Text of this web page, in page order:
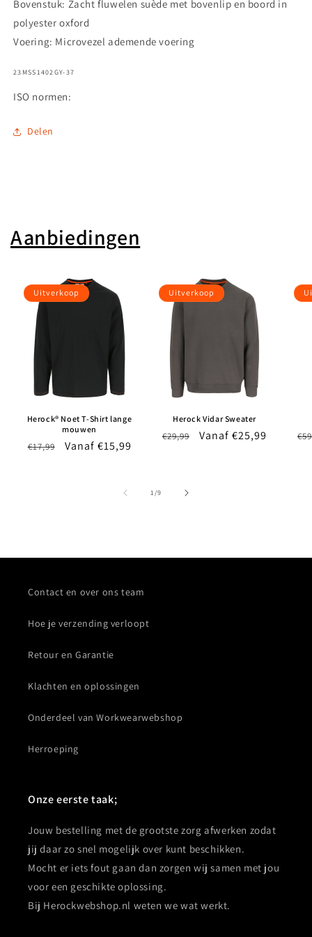
Bovenstuk: Zacht fluwelen suède met bovenlip en boord in
polyester oxford
Voering: Microvezel ademende voering
SKU:
23MSS1402GY-37
ISO normen:
Delen
Aanbiedingen
Uitverkoop
Herock® Noet T-Shirt lange
mouwen
Normale
€17,99 Aanbiedingsprijs
Vanaf €15,99
Uitverkoop
Herock Vidar Sweater
Normale
€29,99 Aanbiedingsprijs
Vanaf €25,99
1/van
9
Contact en over ons team
Hoe je verzending verloopt
Retour en Garantie
Klachten en oplossingen
Onderdeel van Workwearwebshop
Herroeping
Onze eerste taak;
Jouw bestelling met de grootste zorg afwerken zodat
jij daar zo snel mogelijk over kunt beschikken.
Mocht er iets fout gaan dan zorgen wij samen met jou
voor een geschikte oplossing.
Bij Herockwebshop.nl weten we wat werkt.